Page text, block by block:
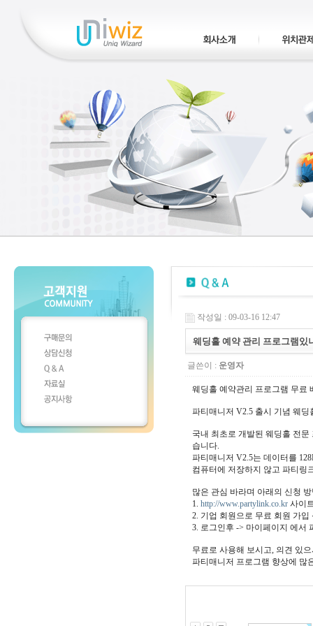
작성일 : 09-03-16 12:47
웨딩홀 예약 관리 프로그램있
글쓴이 : 운영자
웨딩홀 예약관리 프로그램 무료
파티매니저 V2.5 출시 기념 웨
국내 최초로 개발된 웨딩홀 전
습니다.
파티매니저 V2.5는 데이터를
컴퓨터에 저장하지 않고 파티링
많은 관심 바라며 아래의 신청
1. http://www.partylink.co.kr사이
2. 기업 회원으로 무료 회원 가입
3. 로그인후 -> 마이페이지 에서
무료로 사용해 보시고, 의견 있
파티매니저 프로그램 향상에 많